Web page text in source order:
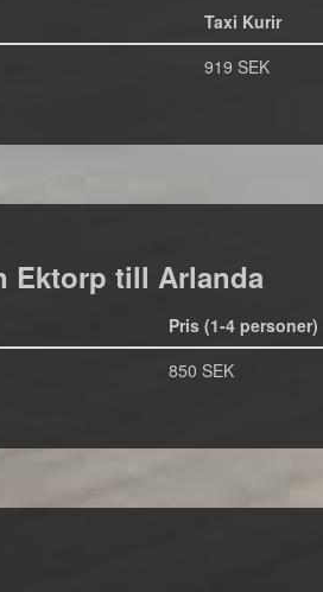
Taxi Kurir
919 SEK
Ektorp till Arlanda
Pris (1-4 personer)
850 SEK